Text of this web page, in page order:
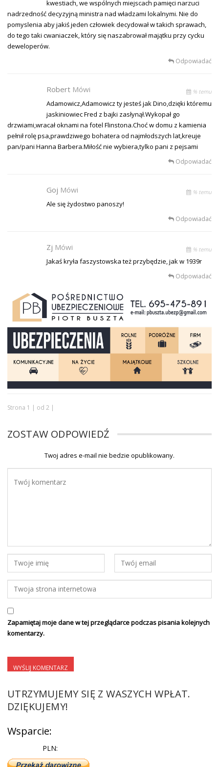
kwestiach, we wspólnych miejscach pamięci narzuci
nadrzedność decyzyjną ministra nad władzami lokalnymi. Nie do
pomyslenia aby jakiś jeden człowiek decydował w takich sprawach,
do tego taki cwaniaczek, który się naszabrował majątku przy cycku
deweloperów.
Odpowiadać
Robert Mówi % temu
Adamowicz,Adamowicz ty jesteś jak Dino,dzięki któremu
jaskiniowiec Fred z bajki zasłynął.Wykopał go
drzwiami,wracał oknami na fotel Flinstona.Choć w domu z kamienia
pełnił rolę psa,prawdziwego bohatera od najmłodszych lat,kreuje
pan/pani Hanna Barbera.Miłość nie wybiera,tylko pani z pejsami
Odpowiadać
Goj Mówi % temu
Ale się żydostwo panoszy!
Odpowiadać
Zj Mówi % temu
Jakaś kryła faszystowska też przybędzie, jak w 1939r
Odpowiadać
Strona 1 | od 2 |
ZOSTAW ODPOWIEDŹ
Twoj adres e-mail nie bedzie opublikowany.
Zapamiętaj moje dane w tej przeglądarce podczas pisania kolejnych
komentarzy.
UTRZYMUJEMY SIĘ Z WASZYCH WPŁAT.
DZIĘKUJEMY!
Wsparcie:
PLN: